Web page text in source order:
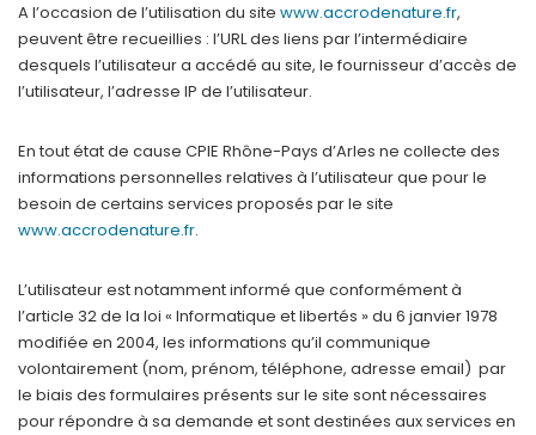
A l’occasion de l’utilisation du site www.accrodenature.fr,
peuvent être recueillies : l’URL des liens par l’intermédiaire
desquels l’utilisateur a accédé au site, le fournisseur d’accès de
l’utilisateur, l’adresse IP de l’utilisateur.
En tout état de cause CPIE Rhône-Pays d’Arles ne collecte des
informations personnelles relatives à l’utilisateur que pour le
besoin de certains services proposés par le site
www.accrodenature.fr.
L’utilisateur est notamment informé que conformément à
l’article 32 de la loi « Informatique et libertés » du 6 janvier 1978
modifiée en 2004, les informations qu’il communique
volontairement (nom, prénom, téléphone, adresse email) par
le biais des formulaires présents sur le site sont nécessaires
pour répondre à sa demande et sont destinées aux services en